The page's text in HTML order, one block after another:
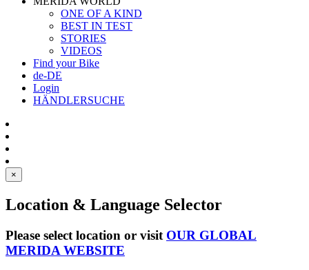
ONE OF A KIND
BEST IN TEST
STORIES
VIDEOS
Find your Bike
de-DE
Login
HÄNDLERSUCHE
×
Location & Language Selector
Please select location or visit OUR GLOBAL
MERIDA WEBSITE